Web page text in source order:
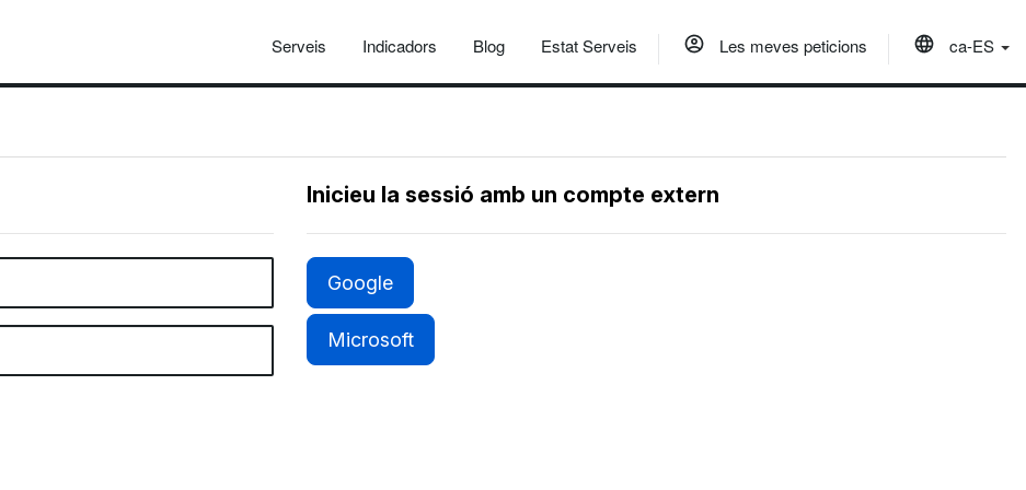
Serveis Indicadors Blog Estat Serveis Les meves peticions ca-ES
Inicieu la sessió amb un compte extern
Google
Microsoft